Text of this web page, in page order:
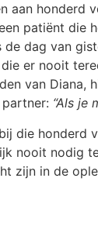
aan honderd
patiënt die
dag van
er nooit
van Diana,
“Als je
die honderd
nooit nodig
zijn in de